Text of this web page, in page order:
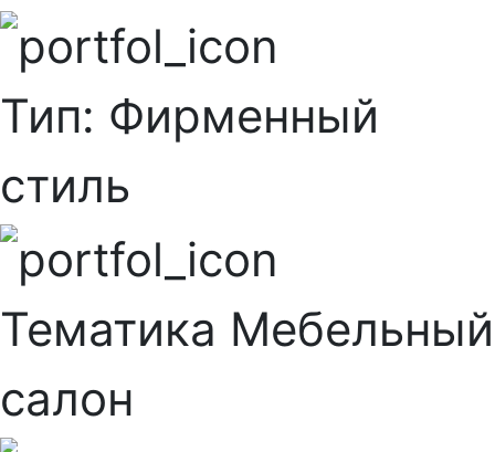
Тип: Фирменный
стиль
Тематика Мебельный
салон